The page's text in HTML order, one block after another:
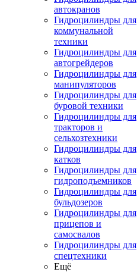
автокранов
Гидроцилиндры для
коммунальной
техники
Гидроцилиндры для
автогрейдеров
Гидроцилиндры для
манипуляторов
Гидроцилиндры для
буровой техники
Гидроцилиндры для
тракторов и
сельхозтехники
Гидроцилиндры для
катков
Гидроцилиндры для
гидроподъемников
Гидроцилиндры для
бульдозеров
Гидроцилиндры для
прицепов и
самосвалов
Гидроцилиндры для
спецтехники
Ещё